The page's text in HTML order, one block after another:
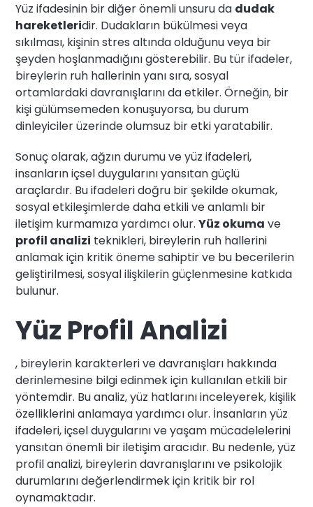
Yüz ifadesinin bir diğer önemli unsuru da dudak
hareketleridir. Dudakların bükülmesi veya
sıkılması, kişinin stres altında olduğunu veya bir
şeyden hoşlanmadığını gösterebilir. Bu tür ifadeler,
bireylerin ruh hallerinin yanı sıra, sosyal
ortamlardaki davranışlarını da etkiler. Örneğin, bir
kişi gülümsemeden konuşuyorsa, bu durum
dinleyiciler üzerinde olumsuz bir etki yaratabilir.
Sonuç olarak, ağzın durumu ve yüz ifadeleri,
insanların içsel duygularını yansıtan güçlü
araçlardır. Bu ifadeleri doğru bir şekilde okumak,
sosyal etkileşimlerde daha etkili ve anlamlı bir
iletişim kurmamıza yardımcı olur.Yüz okuma ve
profil analizi teknikleri, bireylerin ruh hallerini
anlamak için kritik öneme sahiptir ve bu becerilerin
geliştirilmesi, sosyal ilişkilerin güçlenmesine katkıda
bulunur.
Yüz Profil Analizi
, bireylerin karakterleri ve davranışları hakkında
derinlemesine bilgi edinmek için kullanılan etkili bir
yöntemdir. Bu analiz, yüz hatlarını inceleyerek, kişilik
özelliklerini anlamaya yardımcı olur. İnsanların yüz
ifadeleri, içsel duygularını ve yaşam mücadelelerini
yansıtan önemli bir iletişim aracıdır. Bu nedenle, yüz
profil analizi, bireylerin davranışlarını ve psikolojik
durumlarını değerlendirmek için kritik bir rol
oynamaktadır.